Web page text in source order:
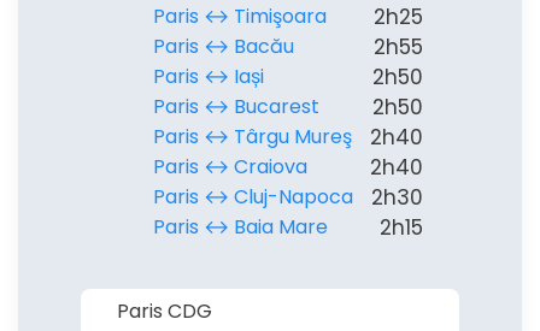
Paris ↔︎ Timişoara
2h25
Paris ↔︎ Bacău 2h55
Paris ↔︎ Iași 2h50
Paris ↔︎ Bucarest 2h50
Paris ↔︎ Târgu Mureş 2h40
Paris ↔︎ Craiova 2h40
Paris ↔︎ Cluj-Napoca 2h30
Paris ↔︎ Baia Mare 2h15
Paris CDG